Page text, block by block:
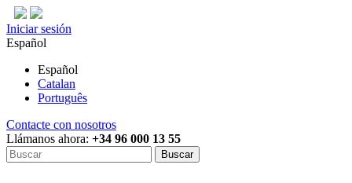
Iniciar sesión
Español
Español
Catalan
Português
Contacte con nosotros
Llámanos ahora: +34 96 000 13 55
Buscar